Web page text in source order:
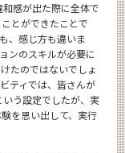
感が出た際に全体で
とができたことで
、感じ方も違いま
ンのスキルが必要に
たのではないでしょ
ティでは、皆さんが
う設定でしたが、実
を思い出して、実行